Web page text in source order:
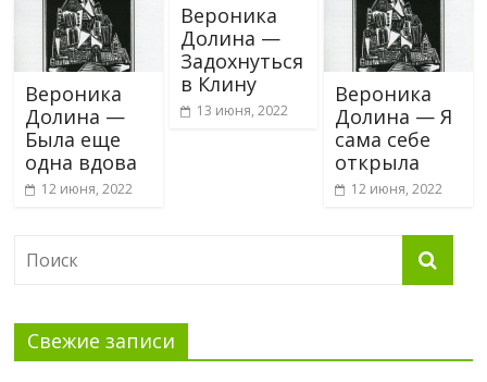
Вероника
Долина —
Была еще
одна вдова
12 июня, 2022
Вероника
Долина —
Задохнуться
в Клину
13 июня, 2022
Вероника
Долина — Я
сама себе
открыла
12 июня, 2022
Свежие записи